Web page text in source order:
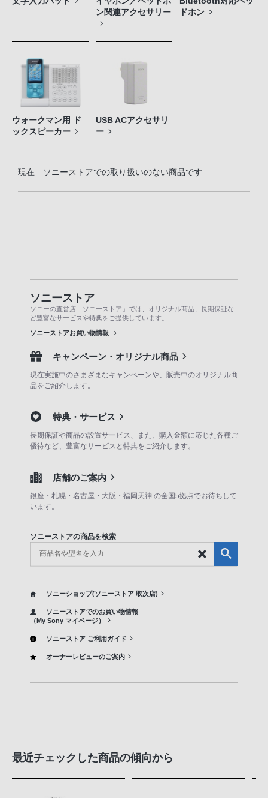
ン関連アクセサリー
ドホン
ウォークマン用 ド
ックスピーカー
USB ACアクセサリ
ー
現在 ソニーストアでの取り扱いのない商品です
ソニーストア
ソニーの直営店「ソニーストア」では、オリジナル商品、長期保証な
ど豊富なサービスや特典をご提供しています。
ソニーストアお買い物情報
キャンペーン・オリジナル商品
現在実施中のさまざまなキャンペーンや、販売中のオリジナル商
品をご紹介します。
特典・サービス
長期保証や商品の設置サービス、また、購入金額に応じた各種ご
優待など、豊富なサービスと特典をご紹介します。
店舗のご案内
銀座・札幌・名古屋・大阪・福岡天神 の全国5拠点でお待ちして
います。
ソニーストアの商品を検索
ソニーショップ(ソニーストア 取次店)
ソニーストアでのお買い物情報
（My Sony マイページ）
ソニーストア ご利用ガイド
オーナーレビューのご案内
最近チェックした商品の傾向から